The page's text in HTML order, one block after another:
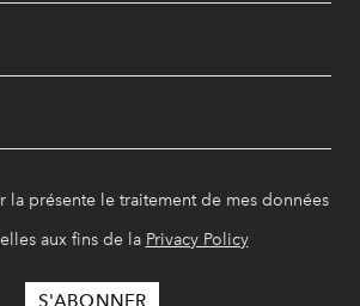
la présente le traitement de mes données
aux fins de la Privacy Policy